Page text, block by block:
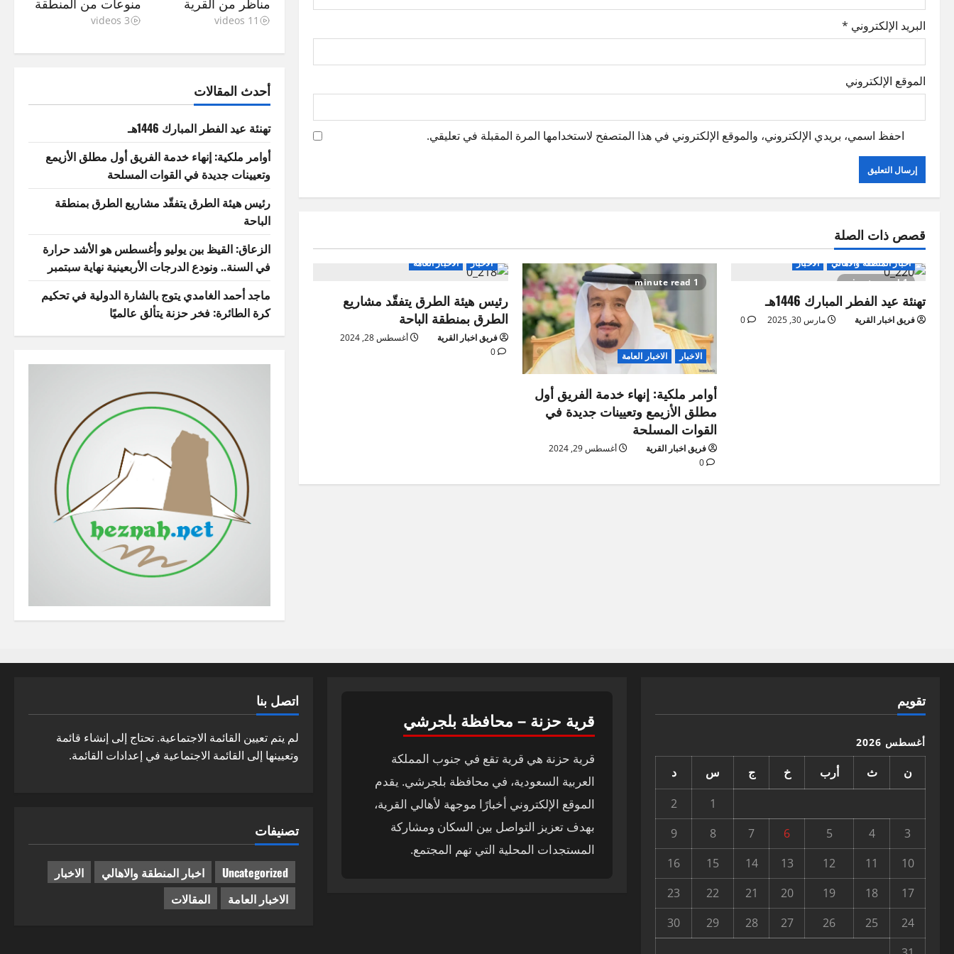
n
البريد الإلكتروني *
الموقع الإلكتروني
احفظ اسمي، بريدي الإلكتروني، والموقع الإلكتروني في هذا المتصفح لاستخدامها المرة المقبلة في تعليقي.
قصص ذات الصلة
1 minute read
اخبار المنطقة والاهالي الاخبار
تهنئة عيد الفطر المبارك 1446هـ
فريق اخبار القرية مارس 30, 2025 0
1 minute read
الاخبار الاخبار العامة
أوامر ملكية: إنهاء خدمة الفريق أول
مطلق الأزيمع وتعيينات جديدة في
القوات المسلحة
فريق اخبار القرية
أغسطس 29, 2024
0
الاخبار الاخبار العامة
رئيس هيئة الطرق يتفقّد مشاريع
الطرق بمنطقة الباحة
فريق اخبار القرية
أغسطس 28, 2024
0
مناظر من القرية
11 videos
منوعات من المنطقة
3 videos
أحدث المقالات
تهنئة عيد الفطر المبارك 1446هـ
أوامر ملكية: إنهاء خدمة الفريق أول مطلق الأزيمع
وتعيينات جديدة في القوات المسلحة
رئيس هيئة الطرق يتفقّد مشاريع الطرق بمنطقة
الباحة
الزعاق: القيظ بين يوليو وأغسطس هو الأشد حرارة
في السنة.. ونودع الدرجات الأربعينية نهاية سبتمبر
ماجد أحمد الغامدي يتوج بالشارة الدولية في تحكيم
كرة الطائرة: فخر حزنة يتألق عالميًا
تقويم
أغسطس 2026
ن ث أرب خ ج س
د
1
2
3
4
5
6
7
8
9
10
11
12
13
14
15
16
17
18
19
20
21
22
23
24
25
26
27
28
29
30
قرية حزنة – محافظة بلجرشي
قرية حزنة هي قرية تقع في جنوب المملكة
العربية السعودية، في محافظة بلجرشي. يقدم
الموقع الإلكتروني أخبارًا موجهة لأهالي القرية،
بهدف تعزيز التواصل بين السكان ومشاركة
المستجدات المحلية التي تهم المجتمع.
اتصل بنا
لم يتم تعيين القائمة الاجتماعية. تحتاج إلى إنشاء قائمة
وتعيينها إلى القائمة الاجتماعية في إعدادات القائمة.
تصنيفات
Uncategorized اخبار المنطقة والاهالي
الاخبار
الاخبار العامة
المقالات